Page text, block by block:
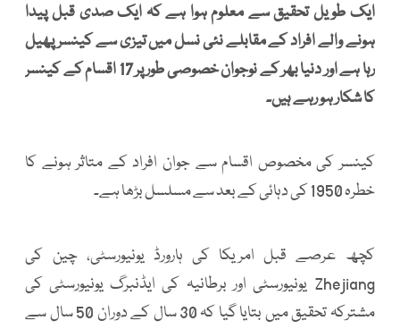
ایک طویل تحقیق سے معلوم ہوا ہے کہ ایک صدی قبل پیدا
ہونے والے افراد کے مقابلے نئی نسل میں تیزی سے کینسر پھیل
رہا ہے اور دنیا بھر کے نوجوان خصوصی طور پر 17 اقسام کے کینسر
کا شکار ہو رہے ہیں۔
کینسر کی مخصوص اقسام سے جوان افراد کے متاثر ہونے کا
خطرہ 1950 کی دہائی کے بعد سے مسلسل بڑھا ہے۔
کچھ عرصے قبل امریکا کی ہارورڈ یونیورسٹی، چین کی
Zhejiang یونیورسٹی اور برطانیہ کی ایڈنبرگ یونیورسٹی کی
مشترکہ تحقیق میں بتایا گیا کہ 30 سال کے دوران 50 سال سے